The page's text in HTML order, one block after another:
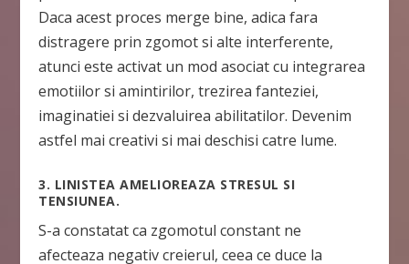
Daca acest proces merge bine, adica fara
distragere prin zgomot si alte interferente,
atunci este activat un mod asociat cu integrarea
emotiilor si amintirilor, trezirea fanteziei,
imaginatiei si dezvaluirea abilitatilor. Devenim
astfel mai creativi si mai deschisi catre lume.
3. LINISTEA AMELIOREAZA STRESUL SI
TENSIUNEA.
S-a constatat ca zgomotul constant ne
afecteaza negativ creierul, ceea ce duce la